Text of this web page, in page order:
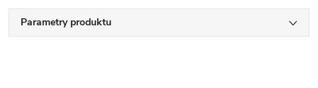
Parametry produktu